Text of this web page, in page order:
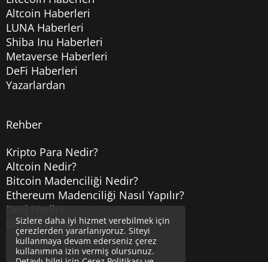
Altcoin Haberleri
LUNA Haberleri
Shiba Inu Haberleri
Metaverse Haberleri
DeFi Haberleri
Yazarlardan
Rehber
Kripto Para Nedir?
Altcoin Nedir?
Bitcoin Madenciliği Nedir?
Ethereum Madenciliği Nasıl Yapılır?
DeFi Nedir?
Bitcoin Hesabı Nasıl Açılır?
Sizlere daha iyi hizmet verebilmek için
çerezlerden yararlanıyoruz. Siteyi
kullanmaya devam ederseniz çerez
kullanımına izin vermiş olursunuz.